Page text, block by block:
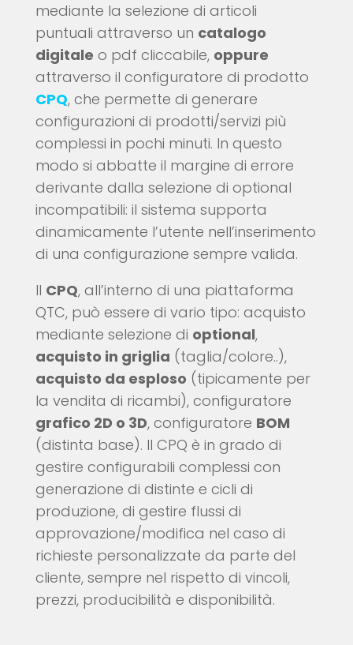
mediante la selezione di articoli
puntuali attraverso un catalogo
digitale o pdf cliccabile, oppure
attraverso il configuratore di prodotto
CPQ, che permette di generare
configurazioni di prodotti/servizi più
complessi in pochi minuti. In questo
modo si abbatte il margine di errore
derivante dalla selezione di optional
incompatibili: il sistema supporta
dinamicamente l’utente nell’inserimento
di una configurazione sempre valida.
Il CPQ, all’interno di una piattaforma
QTC, può essere di vario tipo: acquisto
mediante selezione di optional,
acquisto in griglia (taglia/colore..),
acquisto da esploso (tipicamente per
la vendita di ricambi), configuratore
grafico 2D o 3D, configuratore BOM
(distinta base). Il CPQ è in grado di
gestire configurabili complessi con
generazione di distinte e cicli di
produzione, di gestire flussi di
approvazione/modifica nel caso di
richieste personalizzate da parte del
cliente, sempre nel rispetto di vincoli,
prezzi, producibilità e disponibilità.